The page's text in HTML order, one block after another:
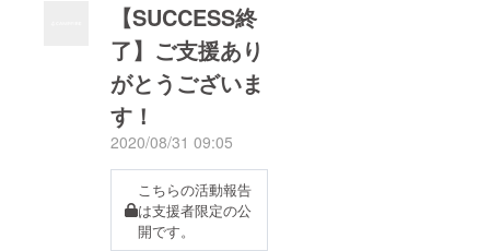
【SUCCESS終
了】ご支援あり
がとうございま
す！
2020/08/31 09:05
こちらの活動報告
は支援者限定の公
開です。